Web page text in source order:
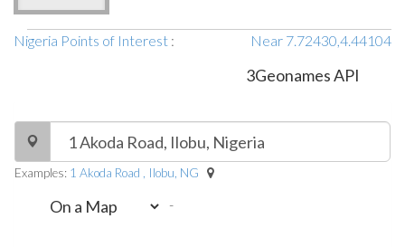
Nigeria Points of Interest : Near 7.72430,4.44104
3Geonames API
Examples: 1 Akoda Road , Ilobu, NG
-